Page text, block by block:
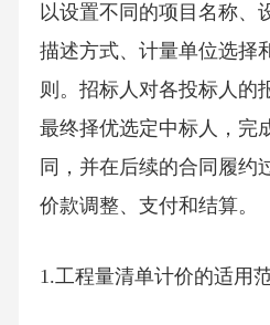
以设置不同的项目名称、
描述方式、计量单位选择
则。招标人对各投标人的
最终择优选定中标人，完
同，并在后续的合同履约
价款调整、支付和结算。
1.工程量清单计价的适用